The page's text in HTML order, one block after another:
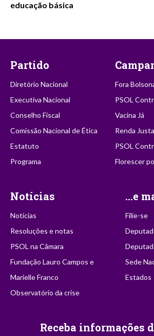
educação básica
Partido
Diretório Nacional
Executiva Nacional
Conselho Fiscal
Comissão Nacional de Ética
Estatuto
Programa
Fora
PSOL
Vacina Já
Renda Justa
PSOL
Florescer
Notícias
Notícias
Resoluções e notas
PSOL na Câmara
Fundação Lauro Campos e
Marielle Franco
Observatório da crise
...e
Filie-se
Sede
Estados
Receba informações